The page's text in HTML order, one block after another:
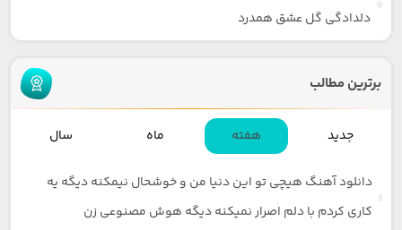
دلدادگی گل عشق همدرد
برترین مطالب
جدید هفته ماه سال
دانلود آهنگ هیچی تو این دنیا من و خوشحال نیمکنه دیگه یه
کاری کردم با دلم اصرار نمیکنه دیگه هوش مصنوعی زن